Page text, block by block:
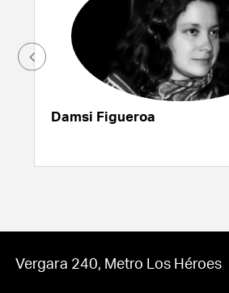
Damsi Figueroa
Vergara 240, Metro Los Héroes